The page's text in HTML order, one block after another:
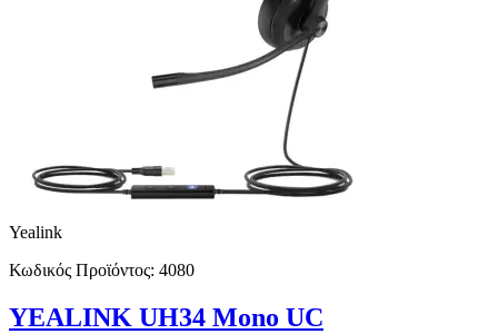
Yealink
Κωδικός Προϊόντος: 4080
YEALINK UH34 Mono UC